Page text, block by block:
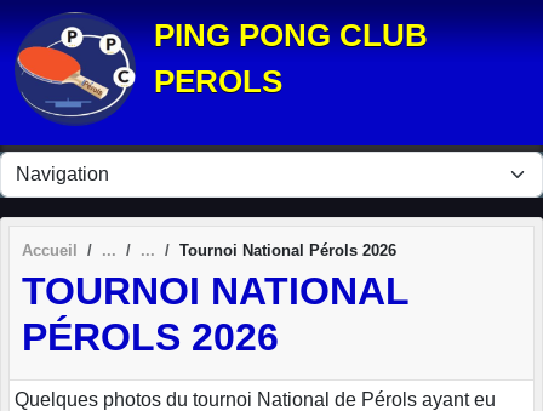
PING PONG CLUB
PEROLS
Accueil Tournoi National Pérols 2026
TOURNOI NATIONAL
PÉROLS 2026
Quelques photos du tournoi National de Pérols ayant eu
Panneau de gestion des cookies